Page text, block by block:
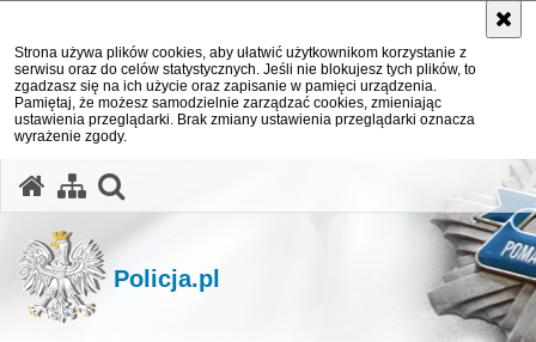
Strona używa plików cookies, aby ułatwić użytkownikom korzystanie z
serwisu oraz do celów statystycznych. Jeśli nie blokujesz tych plików, to
zgadzasz się na ich użycie oraz zapisanie w pamięci urządzenia.
Pamiętaj, że możesz samodzielnie zarządzać cookies, zmieniając
ustawienia przeglądarki. Brak zmiany ustawienia przeglądarki oznacza
wyrażenie zgody.
Policja.pl